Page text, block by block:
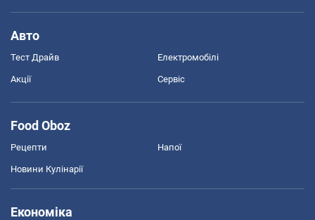
Авто
Тест Драйв Електромобілі
Акції Сервіс
Food Oboz
Рецепти Напої
Новини Кулінарії
Економіка